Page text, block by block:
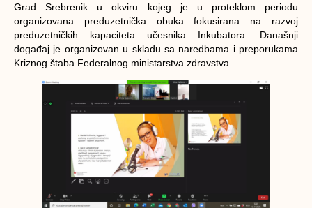
Grad Srebrenik u okviru kojeg je u proteklom periodu
organizovana preduzetnička obuka fokusirana na razvoj
preduzetničkih kapaciteta učesnika Inkubatora. Današnji
događaj je organizovan u skladu sa naredbama i preporukama
Kriznog štaba Federalnog ministarstva zdravstva.